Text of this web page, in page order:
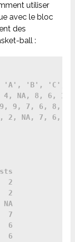
utiliser
avec le bloc
des
ball :
'A', 'B',
NA, 8, 6,
9, 7, 6, 8,
2, NA, 7, 6,
2
2
7
6
6